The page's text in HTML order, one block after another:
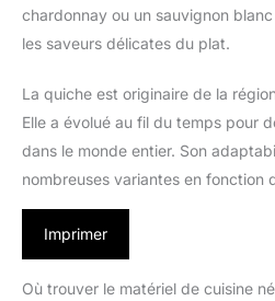
chardonnay ou un sauvignon
les saveurs délicates du plat.
La quiche est originaire de la
Elle a évolué au fil du temps pour
dans le monde entier. Son
nombreuses variantes en fonction
Imprimer
Où trouver le matériel de cuisine